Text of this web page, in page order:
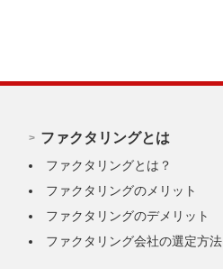
ファクタリングとは
ファクタリングとは？
ファクタリングのメリット
ファクタリングのデメリット
ファクタリング会社の選定方法